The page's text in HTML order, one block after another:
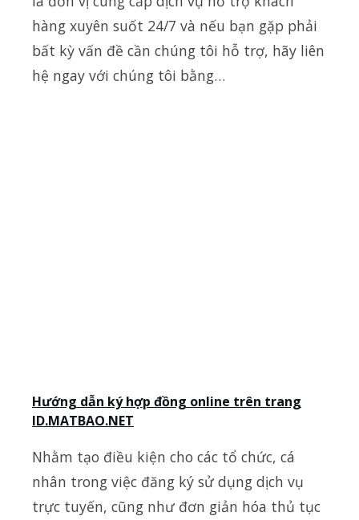
hàng xuyên suốt 24/7 và nếu bạn gặp phải
bất kỳ vấn đề cần chúng tôi hỗ trợ, hãy liên
hệ ngay với chúng tôi bằng…
Hướng dẫn ký hợp đồng online trên trang
ID.MATBAO.NET
Nhằm tạo điều kiện cho các tổ chức, cá
nhân trong việc đăng ký sử dụng dịch vụ
trực tuyến, cũng như đơn giản hóa thủ tục